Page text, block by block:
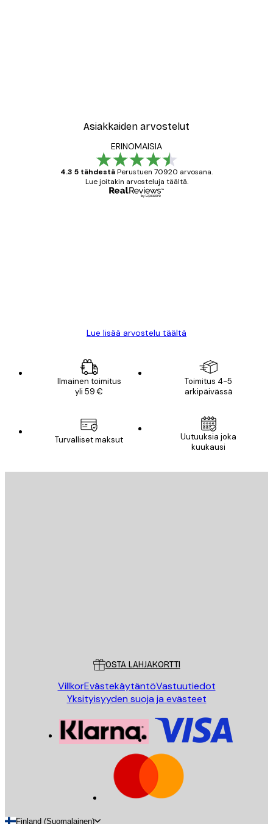
Asiakkaiden arvostelut
ERINOMAISIA
4.3 5 tähdestäPerustuen 70920 arvosana.
Lue joitakin arvosteluja täältä.
Lue lisää arvostelu täältä
Ilmainen toimitus
yli 59 €
Toimitus 4-5
arkipäivässä
Turvalliset maksut
Uutuuksia joka
kuukausi
OSTA LAHJAKORTTI
VillkorEvästekäytäntöVastuutiedot
Yksityisyyden suoja ja evästeet
Finland (Suomalainen)